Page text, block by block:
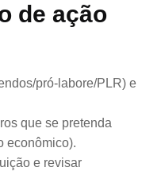
de ação
pró-labore/PLR) e
que se pretenda
econômico).
e revisar